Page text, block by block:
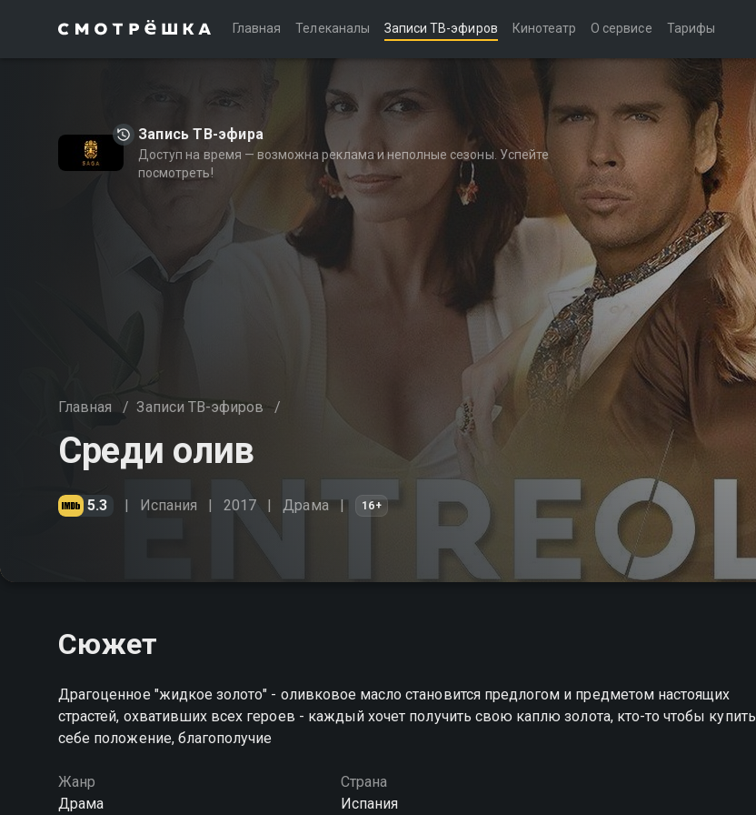
Главная Телеканалы Записи ТВ-эфиров Кинотеатр О сервисе Тарифы
Запись ТВ-эфира
Доступ на время — возможна реклама и неполные сезоны. Успейте
посмотреть!
Главная / Записи ТВ-эфиров /
Среди олив
5.3 Испания 2017 Драма 16+
Сюжет
Драгоценное "жидкое золото" - оливковое масло становится предлогом и предметом настоящих
страстей, охвативших всех героев - каждый хочет получить свою каплю золота, кто-то чтобы купить
себе положение, благополучие
Жанр
Драма
Страна
Испания